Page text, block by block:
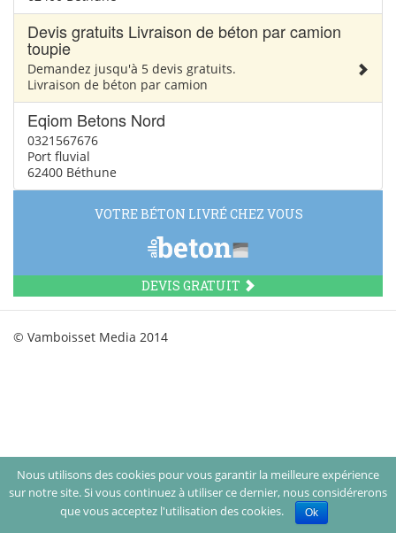
Devis gratuits Livraison de béton par camion
toupie
Demandez jusqu'à 5 devis gratuits.
Livraison de béton par camion
Eqiom Betons Nord
0321567676
Port fluvial
62400 Béthune
VOTRE BÉTON LIVRÉ CHEZ VOUS
DEVIS GRATUIT
Nous utilisons des cookies pour vous garantir la meilleure expérience
sur notre site. Si vous continuez à utiliser ce dernier, nous considérerons
que vous acceptez l'utilisation des cookies.
Ok
© Vamboisset Media 2014